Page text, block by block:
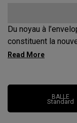
Du noyau à
constituent la
qui recherchent
des performances
plus rapides, une
Homogène pour
BALLE
Standard